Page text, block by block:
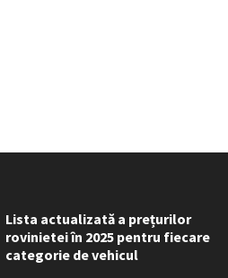
Lista actualizată a prețurilor
rovinietei în 2025 pentru fiecare
categorie de vehicul